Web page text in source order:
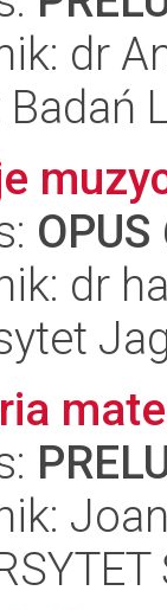
dr
OPUS
dr